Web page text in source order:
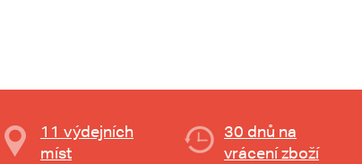
11 výdejních
míst
30 dnů na
vrácení zboží